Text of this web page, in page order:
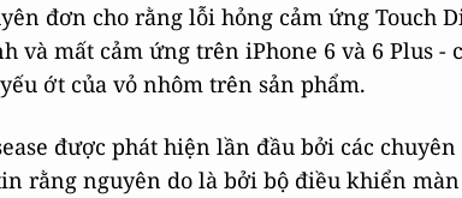
đơn cho rằng lỗi hỏng cảm ứng Touch
và mất cảm ứng trên iPhone 6 và 6 Plus
ớt của vỏ nhôm trên sản phẩm.
được phát hiện lần đầu bởi các
rằng nguyên do là bởi bộ điều khiển